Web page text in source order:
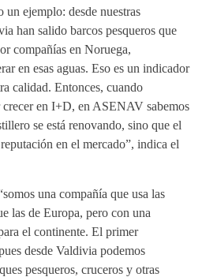
un ejemplo: desde nuestras
han salido barcos pesqueros que
compañías en Noruega,
en esas aguas. Eso es un indicador
calidad. Entonces, cuando
crecer en I+D, en ASENAV sabemos
se está renovando, sino que el
en el mercado”, indica el
una compañía que usa las
las de Europa, pero con una
el continente. El primer
desde Valdivia podemos
pesqueros, cruceros y otras